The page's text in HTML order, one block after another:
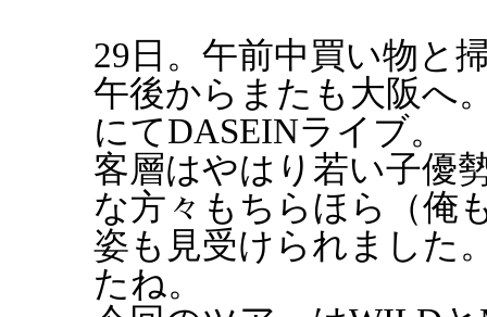
29日。午前中買い物と
午後からまたも大阪へ
にてDASEINライブ。
客層はやはり若い子優
な方々もちらほら（俺
姿も見受けられました
たね。